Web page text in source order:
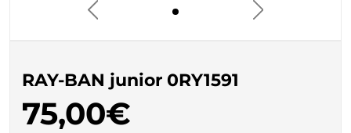
RAY-BAN junior 0RY1591
75,00€